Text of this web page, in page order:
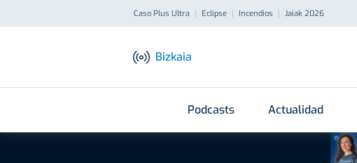
Caso Plus Ultra Eclipse Incendios Jaiak 2026
Bizkaia
Podcasts Actualidad